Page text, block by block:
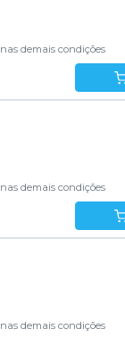
nas demais condições
nas demais condições
nas demais condições